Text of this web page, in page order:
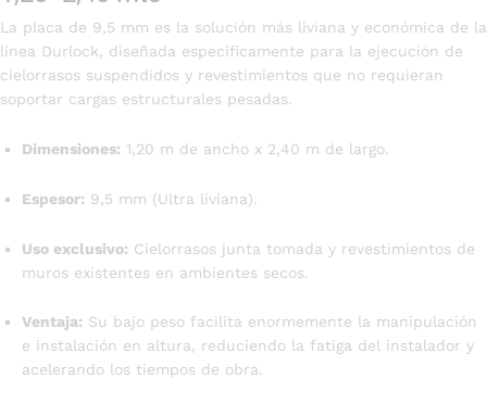
La placa de 9,5 mm es la solución más liviana y económica de la
línea Durlock, diseñada específicamente para la ejecución de
cielorrasos suspendidos y revestimientos que no requieran
soportar cargas estructurales pesadas.
Dimensiones: 1,20 m de ancho x 2,40 m de largo.
Espesor: 9,5 mm (Ultra liviana).
Uso exclusivo: Cielorrasos junta tomada y revestimientos de
muros existentes en ambientes secos.
Ventaja: Su bajo peso facilita enormemente la manipulación
e instalación en altura, reduciendo la fatiga del instalador y
acelerando los tiempos de obra.